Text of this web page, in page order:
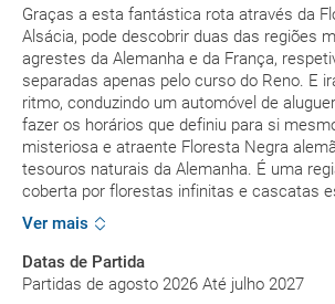
Graças a esta fantástica rota através da
Alsácia, pode descobrir duas das regiões
agrestes da Alemanha e da França,
separadas apenas pelo curso do Reno. E
ritmo, conduzindo um automóvel de
fazer os horários que definiu para si
misteriosa e atraente Floresta Negra
tesouros naturais da Alemanha. É uma
coberta por florestas infinitas e cascatas
Ver mais
Datas de Partida
Partidas de agosto 2026 Até julho 2027